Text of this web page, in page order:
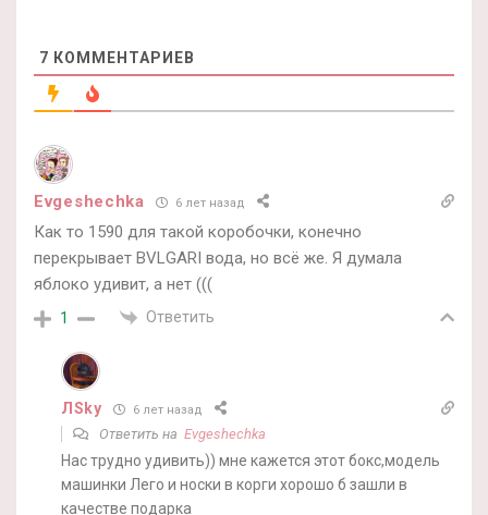
7 КОММЕНТАРИЕВ
Evgeshechka 6 лет назад
Как то 1590 для такой коробочки, конечно
перекрывает BVLGARI вода, но всё же. Я думала
яблоко удивит, а нет (((
1 Ответить
ЛSky 6 лет назад
Ответить на Evgeshechka
Нас трудно удивить)) мне кажется этот бокс,модель
машинки Лего и носки в корги хорошо б зашли в
качестве подарка